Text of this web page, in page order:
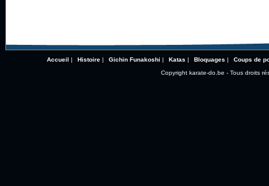
Accueil | Histoire| Gichin Funakoshi | Katas | Bloquages |
Coups de
Copyright karate-do.be - Tous droits